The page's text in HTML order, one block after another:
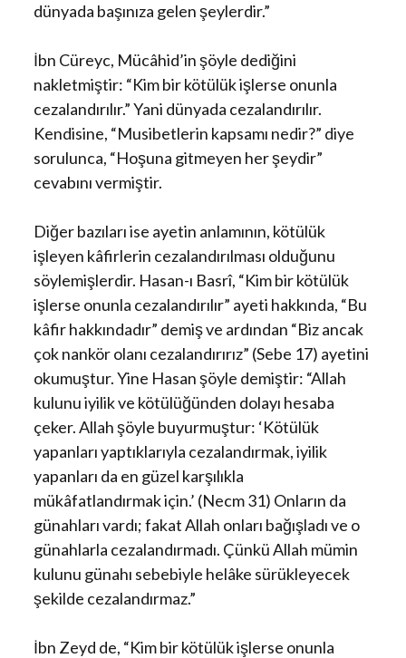
dünyada başınıza gelen şeylerdir.”
İbn Cüreyc, Mücâhid’in şöyle dediğini
nakletmiştir: “Kim bir kötülük işlerse onunla
cezalandırılır.” Yani dünyada cezalandırılır.
Kendisine, “Musibetlerin kapsamı nedir?” diye
sorulunca, “Hoşuna gitmeyen her şeydir”
cevabını vermiştir.
Diğer bazıları ise ayetin anlamının, kötülük
işleyen kâfirlerin cezalandırılması olduğunu
söylemişlerdir. Hasan-ı Basrî, “Kim bir kötülük
işlerse onunla cezalandırılır” ayeti hakkında, “Bu
kâfir hakkındadır” demiş ve ardından “Biz ancak
çok nankör olanı cezalandırırız” (Sebe 17) ayetini
okumuştur. Yine Hasan şöyle demiştir: “Allah
kulunu iyilik ve kötülüğünden dolayı hesaba
çeker. Allah şöyle buyurmuştur: ‘Kötülük
yapanları yaptıklarıyla cezalandırmak, iyilik
yapanları da en güzel karşılıkla
mükâfatlandırmak için.’ (Necm 31) Onların da
günahları vardı; fakat Allah onları bağışladı ve o
günahlarla cezalandırmadı. Çünkü Allah mümin
kulunu günahı sebebiyle helâke sürükleyecek
şekilde cezalandırmaz.”
İbn Zeyd de, “Kim bir kötülük işlerse onunla